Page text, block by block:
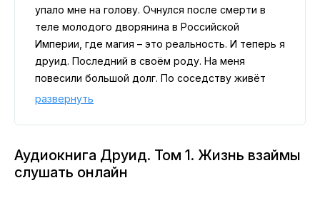
упало мне на голову. Очнулся после смерти в
теле молодого дворянина в Российской
Империи, где магия – это реальность. И теперь я
друид. Последний в своём роду. На меня
повесили большой долг. По соседству живёт
граф, который спит и видит, как бы забрать мои
аномалия, которая обращает моих зверей в
Насчёт бизнеса в лесу уже есть идеи, а вот с
аномалией придётся повозиться! Ведь, чтобы
развернуть
Аудиокнига Друид. Том 1. Жизнь взаймы
слушать онлайн